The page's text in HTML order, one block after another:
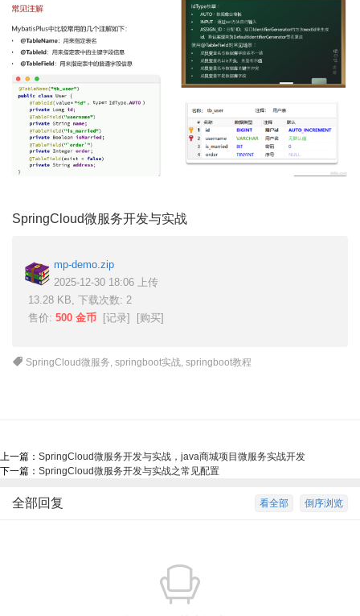
SpringCloud微服务开发与实战
mp-demo.zip
2025-12-30 18:06 上传
13.28 KB, 下载次数: 2
售价: 500 金币 [记录] [购买]
SpringCloud微服务,springboot实战,springboot教程
上一篇： SpringCloud微服务开发与实战，java商城项目微服务实战开发
下一篇： SpringCloud微服务开发与实战之常见配置
倒序浏览
看全部
全部回复